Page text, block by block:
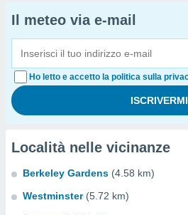
Il meteo via e-mail
Ho letto e accetto la politica sulla
Località nelle vicinanze
Berkeley Gardens (4.58 km)
Westminster (5.72 km)